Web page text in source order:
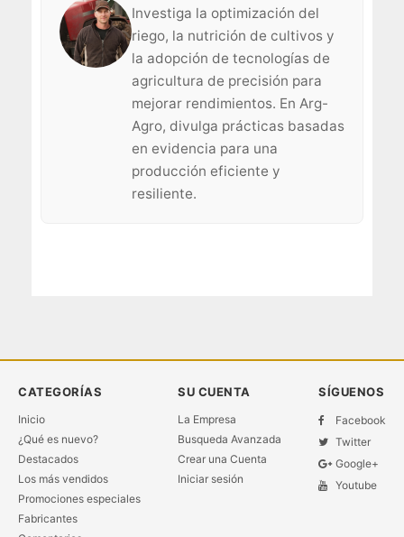
Investiga la optimización del
riego, la nutrición de cultivos y
la adopción de tecnologías de
agricultura de precisión para
mejorar rendimientos. En Arg-
Agro, divulga prácticas basadas
en evidencia para una
producción eficiente y
resiliente.
CATEGORÍAS
Inicio
¿Qué es nuevo?
Destacados
Los más vendidos
Promociones especiales
Fabricantes
SU CUENTA
La Empresa
Busqueda Avanzada
Crear una Cuenta
Iniciar sesión
SÍGUENOS
Facebook
Twitter
Google+
Youtube